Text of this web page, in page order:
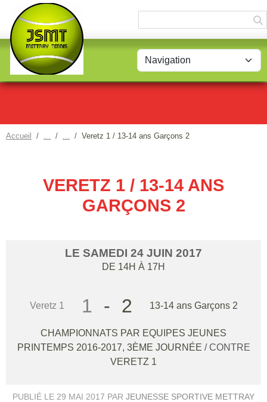
Accueil Veretz 1 / 13-14 ans Garçons 2
VERETZ 1 / 13-14 ANS
GARÇONS 2
LE SAMEDI 24 JUIN 2017
DE 14H À 17H
Veretz 1 1 - 2 13-14 ans Garçons 2
CHAMPIONNATS PAR EQUIPES JEUNES
PRINTEMPS 2016-2017, 3ÈME JOURNÉE / CONTRE
VERETZ 1
PUBLIÉ LE 29 MAI 2017 PAR JEUNESSE SPORTIVE METTRAY
Panneau de gestion des cookies